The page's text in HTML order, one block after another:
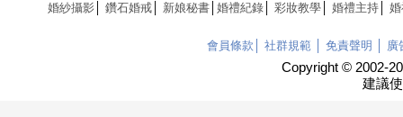
婚紗攝影 鑽石婚戒 新娘秘書 婚禮紀錄 彩妝教學 婚禮主持
會員條款 社群規範│ 免責聲明 廣
Copyright © 2002-
建議